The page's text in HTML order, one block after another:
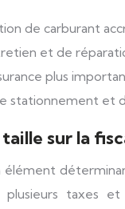
de carburant
et de
plus
stationnement et
sur la
élément
taxes